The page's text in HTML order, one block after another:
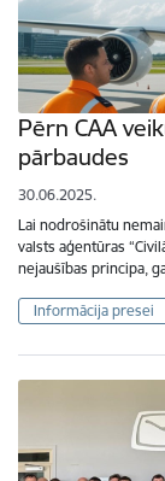
Pērn CAA
pārbaudes
30.06.2025.
Lai nodrošinātu
valsts aģentūras
nejaušības principa,
Informācija presei